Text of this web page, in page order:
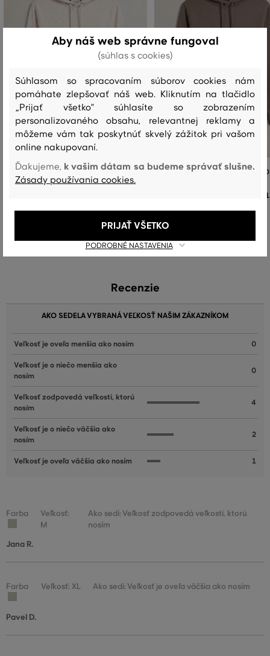
MIKINA GANT REG SHIELD HOODIE MIKINA GANT REG SHIELD
S, M, L
Recenzie
AKO SEDELA VYBRANÁ VEĽKOSŤ NAŠIM ZÁKAZNÍKOM
Veľkosť je oveľa menšia ako nosím 0
Veľkosť je o niečo menšia ako
nosím
0
Veľkosť zodpovedá veľkosti, ktorú
nosím
4
Veľkosť je o niečo väčšia ako
nosím
2
Veľkosť je oveľa väčšia ako nosím 1
Farba
Veľkosť:
M
Ako sedí: Veľkosť zodpovedá veľkosti, ktorú
nosím
Jana R.
Farba Veľkosť: XL Ako sedí: Veľkosť je oveľa väčšia ako nosím
Pavel D.
Aby náš web správne fungoval
(súhlas s cookies)
Súhlasom so spracovaním súborov cookies nám
pomáhate zlepšovať náš web. Kliknutím na tlačidlo
„Prijať všetko" súhlasíte so zobrazením
personalizovaného obsahu, relevantnej reklamy a
môžeme vám tak poskytnúť skvelý zážitok pri vašom
online nakupovaní.
Ďakujeme, k vašim dátam sa budeme správať slušne.
Zásady používania cookies.
PODROBNÉ NASTAVENIA
PRIJAŤ VŠETKO